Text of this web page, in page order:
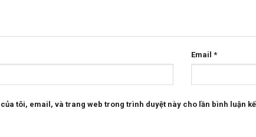
Email *
của tôi, email, và trang web trong trình duyệt này cho lần bình luận